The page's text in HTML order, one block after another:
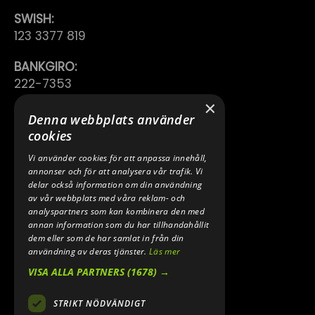
SWISH:
123 3377 819
BANKGIRO:
222-7353
TELEFON:
0640 200 50
E-POST:
INFO@SPEEDSHOPEN.SE
ÅNGRA MITT KÖP
×
Denna webbplats använder
cookies
Vi använder cookies för att anpassa innehåll,
annonser och för att analysera vår trafik. Vi
delar också information om din användning
av vår webbplats med våra reklam- och
analyspartners som kan kombinera den med
annan information som du har tillhandahållit
dem eller som de har samlat in från din
användning av deras tjänster.Läs mer
VISA ALLA PARTNERS(1678) →
STRIKT NÖDVÄNDIGT